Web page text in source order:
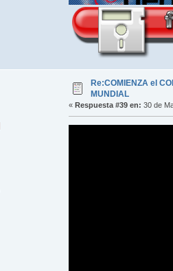
Re:COMIENZA el
MUNDIAL
« Respuesta #39 en: 30 de